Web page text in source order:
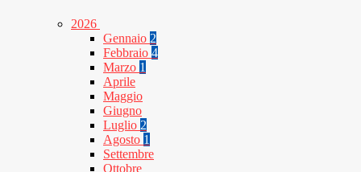
2026
Gennaio 2
Febbraio 4
Marzo 1
Aprile
Maggio
Giugno
Luglio 2
Agosto 1
Settembre
Ottobre